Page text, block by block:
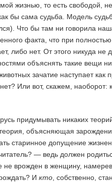
жизнью, то есть свободой,
бы сама судьба. Модель
Что бы там ни говорила
факта, что при
либо нет. От этого никуда
объяснять такие вещи
зачатие наступает
Или вот, скажем, наоборот:
придумывать никаких
объясняющая
старинное допущение
— ведь должен
не врожден в женщину,
И кто , собственно,